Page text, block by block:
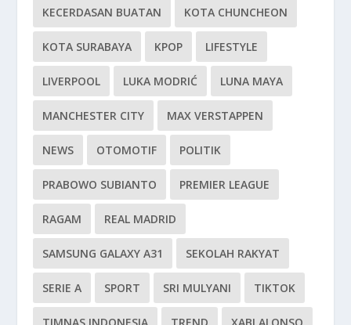
KECERDASAN BUATAN KOTA CHUNCHEON
KOTA SURABAYA KPOP LIFESTYLE
LIVERPOOL LUKA MODRIĆ LUNA MAYA
MANCHESTER CITY MAX VERSTAPPEN
NEWS OTOMOTIF POLITIK
PRABOWO SUBIANTO PREMIER LEAGUE
RAGAM REAL MADRID
SAMSUNG GALAXY A31 SEKOLAH RAKYAT
SERIE A SPORT SRI MULYANI TIKTOK